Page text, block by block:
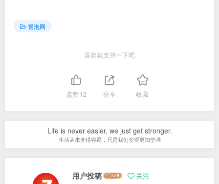
冒泡网
喜欢就支持一下吧
点赞12 分享 收藏
Life is never easier, we just get stronger.
生活从未变得容易，只是我们变得更加坚强
用户投稿 关注